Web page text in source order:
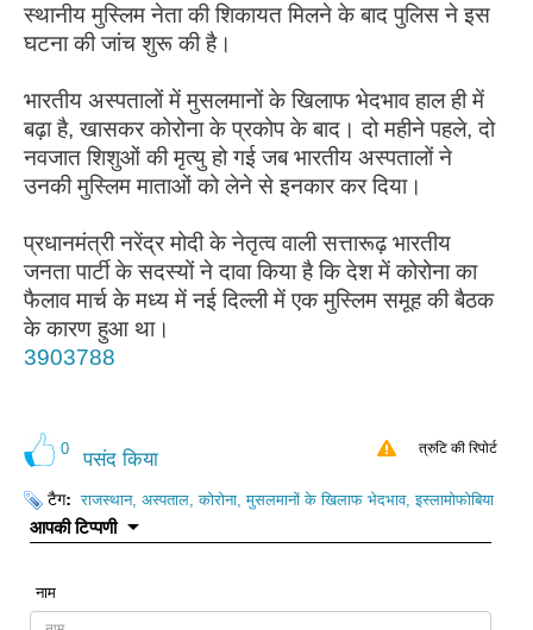
स्थानीय मुस्लिम नेता की शिकायत मिलने के बाद पुलिस ने इस
घटना की जांच शुरू की है।
भारतीय अस्पतालों में मुसलमानों के खिलाफ भेदभाव हाल ही में
बढ़ा है, खासकर कोरोना के प्रकोप के बाद। दो महीने पहले, दो
नवजात शिशुओं की मृत्यु हो गई जब भारतीय अस्पतालों ने
उनकी मुस्लिम माताओं को लेने से इनकार कर दिया।
प्रधानमंत्री नरेंद्र मोदी के नेतृत्व वाली सत्तारूढ़ भारतीय
जनता पार्टी के सदस्यों ने दावा किया है कि देश में कोरोना का
फैलाव मार्च के मध्य में नई दिल्ली में एक मुस्लिम समूह की बैठक
के कारण हुआ था।
3903788
0 पसंद किया त्रुटि की रिपोर्ट
टैग: राजस्थान, अस्पताल, कोरोना, मुसलमानों के खिलाफ भेदभाव, इस्लामोफोबिया
आपकी टिप्पणी
नाम